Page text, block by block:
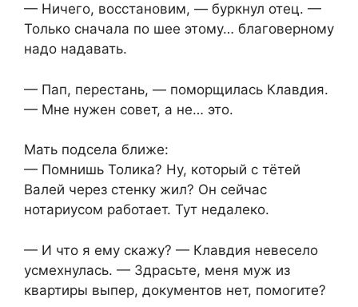
— Ничего, восстановим, — буркнул отец. —
Только сначала по шее этому… благоверному
надо надавать.
— Пап, перестань, — поморщилась Клавдия.
— Мне нужен совет, а не… это.
Мать подсела ближе:
— Помнишь Толика? Ну, который с тётей
Валей через стенку жил? Он сейчас
нотариусом работает. Тут недалеко.
— И что я ему скажу? — Клавдия невесело
усмехнулась. — Здрасьте, меня муж из
квартиры выпер, документов нет, помогите?